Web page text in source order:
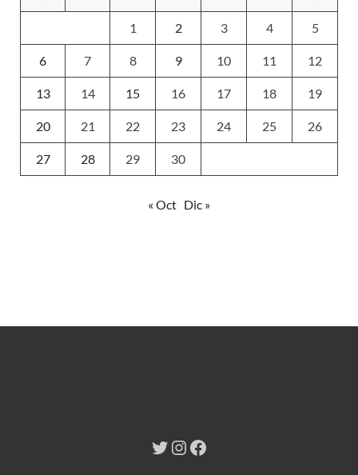
1 2 3 4 5
6 7 8 9 10 11 12
13 14 15 16 17 18 19
20 21 22 23 24 25 26
27 28 29 30
« Oct Dic »